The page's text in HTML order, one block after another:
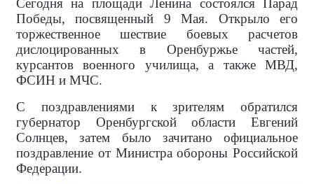
Сегодня на площади Ленина состоялся Парад
Победы, посвященный 9 Мая. Открыло его
торжественное шествие боевых расчетов
дислоцированных в Оренбуржье частей,
курсантов военного училища, а также МВД,
ФСИН и МЧС.
С поздравлениями к зрителям обратился
губернатор Оренбургской области Евгений
Солнцев, затем было зачитано официальное
поздравление от Министра обороны Российской
Федерации.